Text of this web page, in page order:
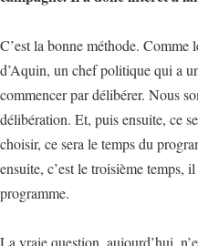
C’est la bonne méthode.
d’Aquin, un chef politique qui a
commencer par délibérer. Nous
délibération. Et, puis ensuite, ce
choisir, ce sera le temps du
ensuite, c’est le troisième temps,
programme.